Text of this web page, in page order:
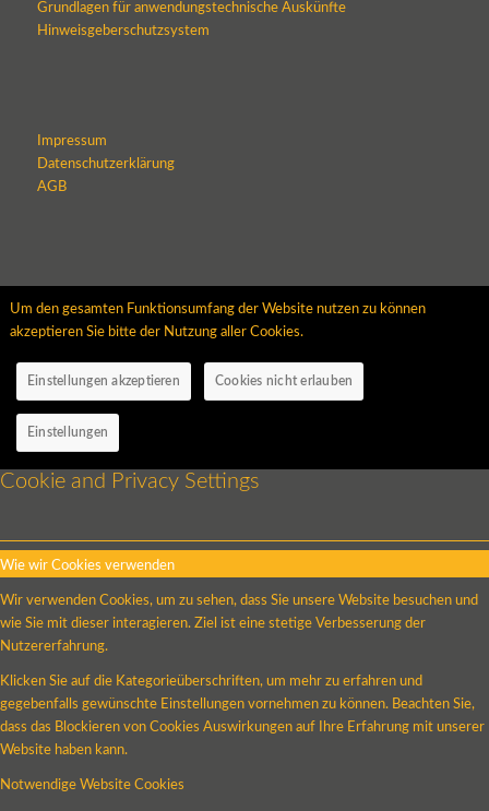
Grundlagen für anwendungstechnische Auskünfte
Hinweisgeberschutzsystem
Impressum
Datenschutzerklärung
AGB
Um den gesamten Funktionsumfang der Website nutzen zu können
akzeptieren Sie bitte der Nutzung aller Cookies.
Einstellungen akzeptieren Cookies nicht erlauben
Einstellungen
Cookie and Privacy Settings
Wie wir Cookies verwenden
Wir verwenden Cookies, um zu sehen, dass Sie unsere Website besuchen und
wie Sie mit dieser interagieren. Ziel ist eine stetige Verbesserung der
Nutzererfahrung.
Klicken Sie auf die Kategorieüberschriften, um mehr zu erfahren und
gegebenfalls gewünschte Einstellungen vornehmen zu können. Beachten Sie,
dass das Blockieren von Cookies Auswirkungen auf Ihre Erfahrung mit unserer
Website haben kann.
Notwendige Website Cookies